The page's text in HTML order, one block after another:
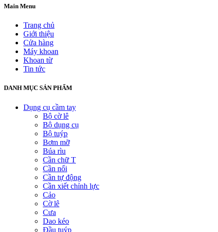
Main Menu
Trang chủ
Giới thiệu
Cửa hàng
Máy khoan
Khoan từ
Tin tức
DANH MỤC SẢN PHẨM
Dụng cụ cầm tay
Bộ cờ lê
Bộ dụng cụ
Bộ tuýp
Bơm mỡ
Búa rìu
Cần chữ T
Cần nối
Cần tự động
Cần xiết chỉnh lực
Cảo
Cờ lê
Cưa
Dao kéo
Đầu tuýp